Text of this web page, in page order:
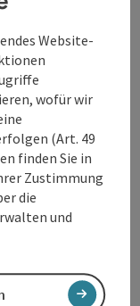
liegt auf der
vom
der Besucher
Website-
wofür wir
(Art. 49
finden Sie in
Zustimmung
die
und